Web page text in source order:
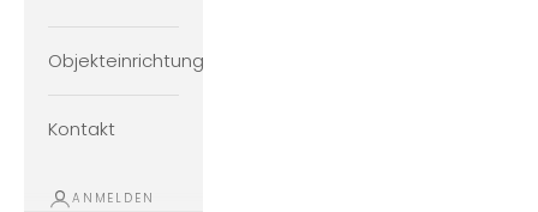
Objekteinrichtung
Kontakt
ANMELDEN